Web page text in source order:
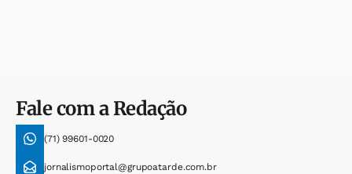
Fale com a Redação
(71) 99601-0020
jornalismoportal@grupoatarde.com.br